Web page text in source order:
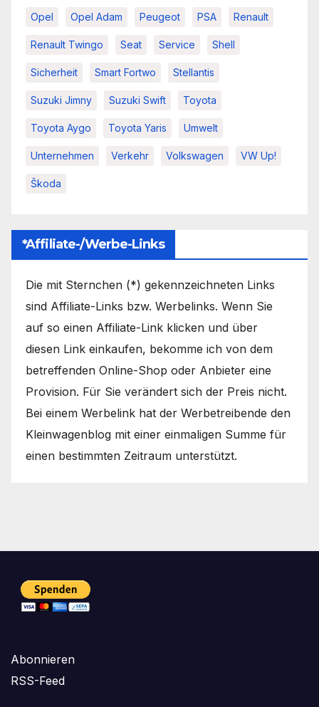
Opel Opel Adam Peugeot PSA Renault
Renault Twingo Seat Service Shell
Sicherheit Smart Fortwo Stellantis
Suzuki Jimny Suzuki Swift Toyota
Toyota Aygo Toyota Yaris Umwelt
Unternehmen Verkehr Volkswagen VW Up!
Škoda
*Affiliate-/Werbe-Links
Die mit Sternchen (*) gekennzeichneten Links
sind Affiliate-Links bzw. Werbelinks. Wenn Sie
auf so einen Affiliate-Link klicken und über
diesen Link einkaufen, bekomme ich von dem
betreffenden Online-Shop oder Anbieter eine
Provision. Für Sie verändert sich der Preis nicht.
Bei einem Werbelink hat der Werbetreibende den
Kleinwagenblog mit einer einmaligen Summe für
einen bestimmten Zeitraum unterstützt.
Abonnieren
RSS-Feed